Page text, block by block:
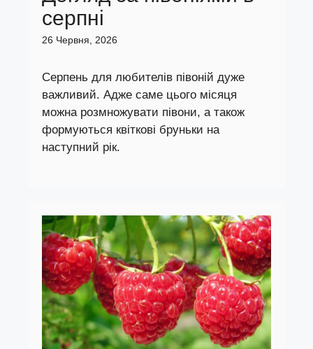
серпні
26 Червня, 2026
Серпень для любителів півоній дуже
важливий. Адже саме цього місяця
можна розмножувати півони, а також
формуються квіткові бруньки на
наступний рік.